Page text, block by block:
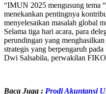
“IMUN 2025 mengusung tema
menekankan pentingnya
menyelesaikan masalah global
Selama tiga hari acara, para
perundingan yang
strategis yang berpengaruh
Dwi Salsabila, perwakilan
Baca Juga ; Prodi Akuntansi